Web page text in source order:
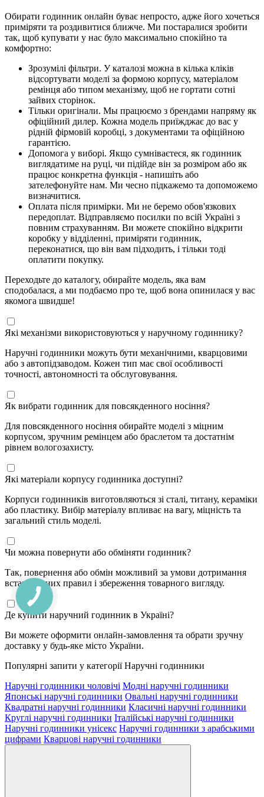
Обирати годинник онлайн буває непросто, адже його хочеться
приміряти та роздивитися ближче. Ми постаралися зробити
так, щоб купувати у нас було максимально спокійно та
комфортно:
Зрозумілі фільтри. У каталозі можна в кілька кліків
відсортувати моделі за формою корпусу, матеріалом
ремінця або типом механізму, щоб не гортати сотні
зайвих сторінок.
Тільки оригінали. Мы працюємо з брендами напряму як
офіційний дилер. Кожна модель приїжджає до вас у
рідній фірмовій коробці, з документами та офіційною
гарантією.
Допомога у виборі. Якщо сумніваєтеся, як годинник
виглядатиме на руці, чи підійде він за розміром або як
працює конкретна функція - напишіть або
зателефонуйте нам. Ми чесно підкажемо та допоможемо
визначитися.
Оплата після примірки. Ми не беремо обов'язкових
передоплат. Відправляємо посилки по всій Україні з
повним страхуванням. Ви можете спокійно відкрити
коробку у відділенні, приміряти годинник,
переконатися, що він вам підходить, і тільки тоді
оплатити покупку.
Переходьте до каталогу, обирайте модель, яка вам
сподобалася, а ми подбаємо про те, щоб вона опинилася у вас
якомога швидше!
Які механізми використовуються у наручному годиннику?
Наручні годинники можуть бути механічними, кварцовими
або з автопідзаводом. Кожен тип має свої особливості
точності, автономності та обслуговування.
Як вибрати годинник для повсякденного носіння?
Для повсякденного носіння обирайте моделі з міцним
корпусом, зручним ремінцем або браслетом та достатнім
рівнем вологозахисту.
Які матеріали корпусу годинника доступні?
Корпуси годинників виготовляються зі сталі, титану, кераміки
або пластику. Вибір матеріалу впливає на вагу, міцність та
загальний стиль моделі.
Чи можна повернути або обміняти годинник?
Так, повернення або обмін можливий за умови дотримання
встановлених правил і збереження товарного вигляду.
Де купити наручний годинник в Україні?
Ви можете оформити онлайн-замовлення та обрати зручну
доставку у будь-яке місто України.
Популярні запити у категорії Наручні годинники
Наручні годинники чоловічі Модні наручні годинники
Японські наручні годинники Овальні наручні годинники
Квадратні наручні годинники Класичні наручні годинники
Круглі наручні годинники Італійські наручні годинники
Наручні годинники унісекс Наручні годинники з арабськими
цифрами Кварцові наручні годинники